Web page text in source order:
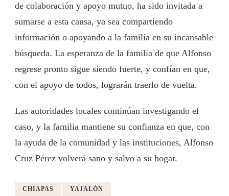
de colaboración y apoyo mutuo, ha sido invitada a
sumarse a esta causa, ya sea compartiendo
información o apoyando a la familia en su incansable
búsqueda. La esperanza de la familia de que Alfonso
regrese pronto sigue siendo fuerte, y confían en que,
con el apoyo de todos, lograrán traerlo de vuelta.
Las autoridades locales continúan investigando el
caso, y la familia mantiene su confianza en que, con
la ayuda de la comunidad y las instituciones, Alfonso
Cruz Pérez volverá sano y salvo a su hogar.
CHIAPAS YAJALÓN